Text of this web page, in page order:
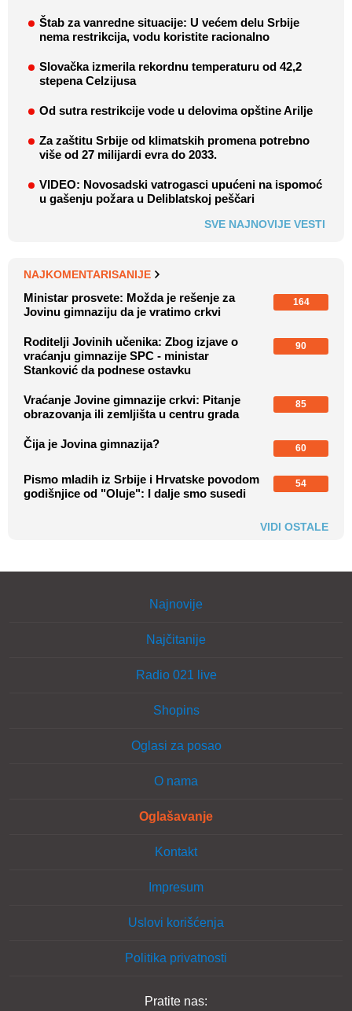
Štab za vanredne situacije: U većem delu Srbije
nema restrikcija, vodu koristite racionalno
Slovačka izmerila rekordnu temperaturu od 42,2
stepena Celzijusa
Od sutra restrikcije vode u delovima opštine Arilje
Za zaštitu Srbije od klimatskih promena potrebno
više od 27 milijardi evra do 2033.
VIDEO: Novosadski vatrogasci upućeni na ispomoć
u gašenju požara u Deliblatskoj peščari
SVE NAJNOVIJE VESTI
NAJKOMENTARISANIJE
Ministar prosvete: Možda je rešenje za
Jovinu gimnaziju da je vratimo crkvi
164
Roditelji Jovinih učenika: Zbog izjave o
vraćanju gimnazije SPC - ministar
Stanković da podnese ostavku
90
Vraćanje Jovine gimnazije crkvi: Pitanje
obrazovanja ili zemljišta u centru grada
85
Čija je Jovina gimnazija? 60
Pismo mladih iz Srbije i Hrvatske povodom
godišnjice od "Oluje": I dalje smo susedi
54
VIDI OSTALE
Najnovije
Najčitanije
Radio 021 live
Shopins
Oglasi za posao
O nama
Oglašavanje
Kontakt
Impresum
Uslovi korišćenja
Politika privatnosti
Pratite nas: